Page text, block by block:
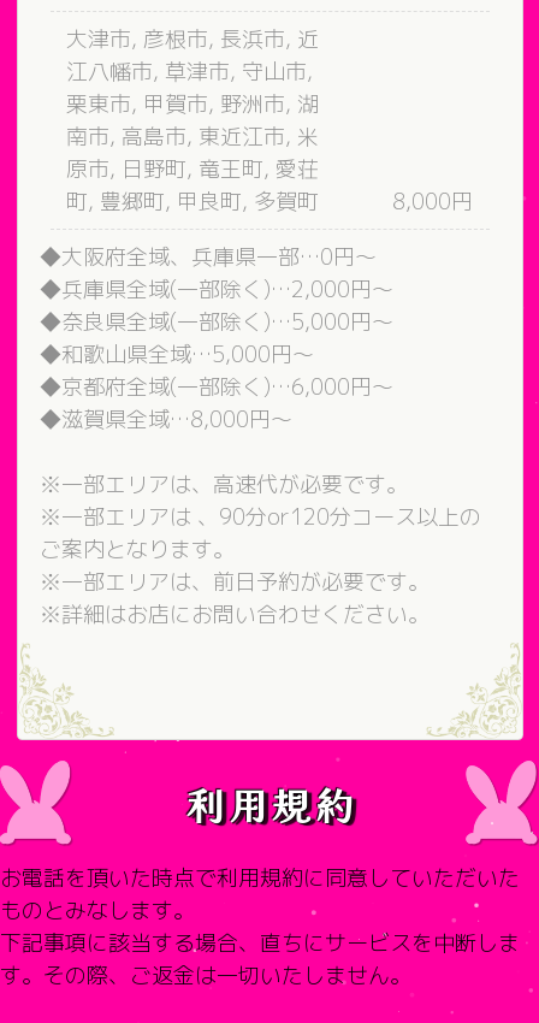
大津市, 彦根市, 長浜市, 近
江八幡市, 草津市, 守山市,
栗東市, 甲賀市, 野洲市, 湖
南市, 高島市, 東近江市, 米
原市, 日野町, 竜王町, 愛荘
町, 豊郷町, 甲良町, 多賀町
8,000円
◆大阪府全域、兵庫県一部…0円～
◆兵庫県全域(一部除く)…2,000円～
◆奈良県全域(一部除く)…5,000円～
◆和歌山県全域…5,000円～
◆京都府全域(一部除く)…6,000円～
◆滋賀県全域…8,000円～
※一部エリアは、高速代が必要です。
※一部エリアは 、90分or120分コース以上の
ご案内となります。
※一部エリアは、前日予約が必要です。
※詳細はお店にお問い合わせください。
利用規約
お電話を頂いた時点で利用規約に同意していただいた
ものとみなします。
下記事項に該当する場合、直ちにサービスを中断しま
す。その際、 ご返金は一切いたしません。